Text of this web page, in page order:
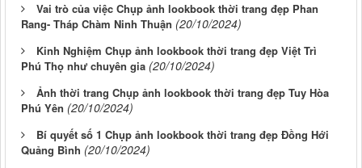
Vai trò của việc Chụp ảnh lookbook thời trang đẹp Phan
Rang- Tháp Chàm Ninh Thuận (20/10/2024)
Kinh Nghiệm Chụp ảnh lookbook thời trang đẹp Việt Trì
Phú Thọ như chuyên gia (20/10/2024)
Ảnh thời trang Chụp ảnh lookbook thời trang đẹp Tuy Hòa
Phú Yên (20/10/2024)
Bí quyết số 1 Chụp ảnh lookbook thời trang đẹp Đồng Hới
Quảng Bình (20/10/2024)